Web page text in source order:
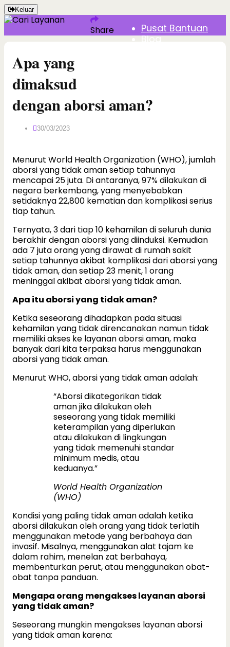
Keluar
Pusat Bantuan
Blog
Share
Apa yang
dimaksud
dengan aborsi aman?
30/03/2023
Menurut World Health Organization (WHO), jumlah
aborsi yang tidak aman setiap tahunnya
mencapai 25 juta. Di antaranya, 97% dilakukan di
negara berkembang, yang menyebabkan
setidaknya 22,800 kematian dan komplikasi serius
tiap tahun.
Ternyata, 3 dari tiap 10 kehamilan di seluruh dunia
berakhir dengan aborsi yang diinduksi. Kemudian
ada 7 juta orang yang dirawat di rumah sakit
setiap tahunnya akibat komplikasi dari aborsi yang
tidak aman, dan setiap 23 menit, 1 orang
meninggal akibat aborsi yang tidak aman.
Apa itu aborsi yang tidak aman?
Ketika seseorang dihadapkan pada situasi
kehamilan yang tidak direncanakan namun tidak
memiliki akses ke layanan aborsi aman, maka
banyak dari kita terpaksa harus menggunakan
aborsi yang tidak aman.
Menurut WHO, aborsi yang tidak aman adalah:
“Aborsi dikategorikan tidak
aman jika dilakukan oleh
seseorang yang tidak memiliki
keterampilan yang diperlukan
atau dilakukan di lingkungan
yang tidak memenuhi standar
minimum medis, atau
keduanya.”
World Health Organization
(WHO)
Kondisi yang paling tidak aman adalah ketika
aborsi dilakukan oleh orang yang tidak terlatih
menggunakan metode yang berbahaya dan
invasif. Misalnya, menggunakan alat tajam ke
dalam rahim, menelan zat berbahaya,
membenturkan perut, atau menggunakan obat-
obat tanpa panduan.
Mengapa orang mengakses layanan aborsi
yang tidak aman?
Seseorang mungkin mengakses layanan aborsi
yang tidak aman karena: